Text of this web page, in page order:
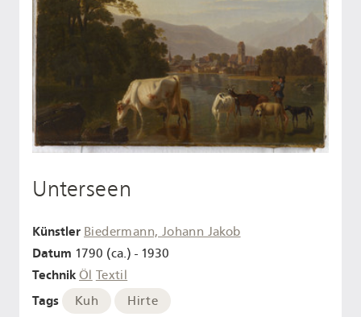
Unterseen
Künstler Biedermann, Johann Jakob
Datum 1790 (ca.) - 1930
Technik Öl Textil
Tags Kuh Hirte